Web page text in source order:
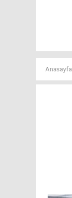
Anasayfa